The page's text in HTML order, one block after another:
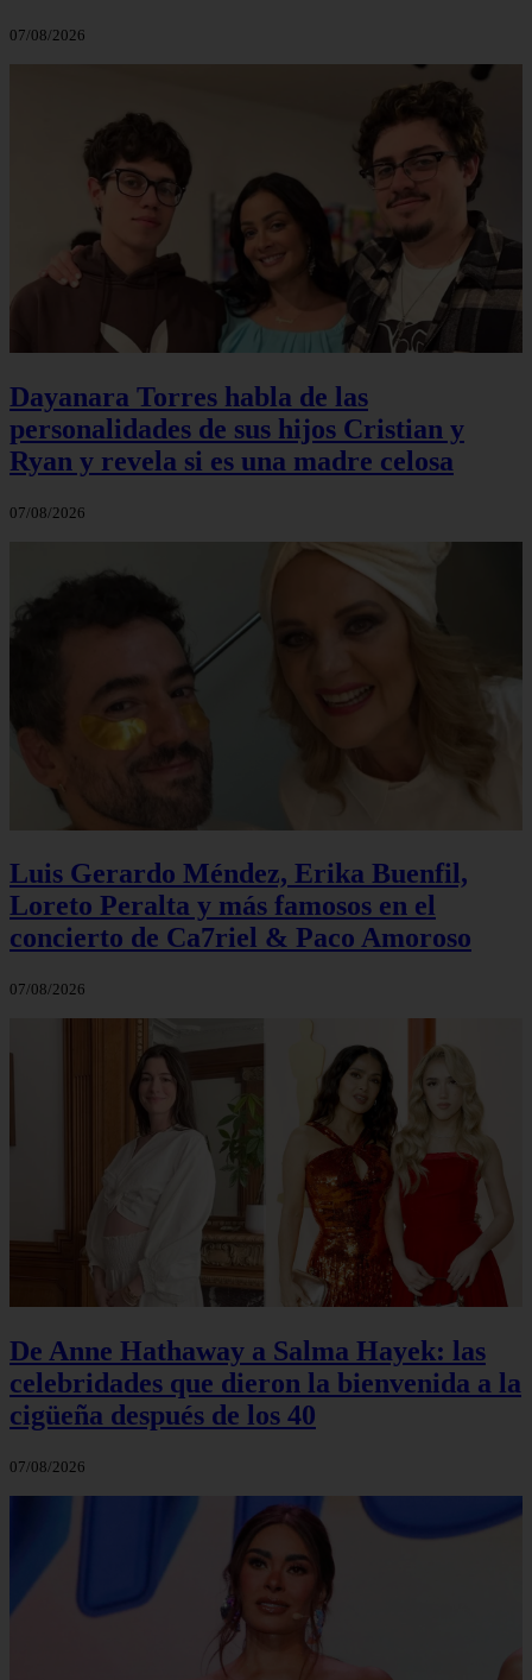
07/08/2026
Dayanara Torres habla de las
personalidades de sus hijos Cristian y
Ryan y revela si es una madre celosa
07/08/2026
Luis Gerardo Méndez, Erika Buenfil,
Loreto Peralta y más famosos en el
concierto de Ca7riel & Paco Amoroso
07/08/2026
De Anne Hathaway a Salma Hayek: las
celebridades que dieron la bienvenida a la
cigüeña después de los 40
07/08/2026